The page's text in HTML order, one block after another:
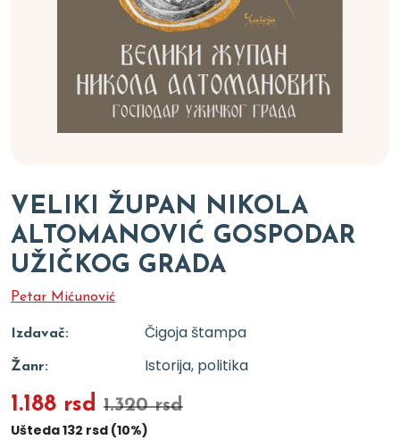
VELIKI ŽUPAN NIKOLA
ALTOMANOVIĆ GOSPODAR
UŽIČKOG GRADA
Petar Mićunović
Izdavač: Čigoja štampa
Žanr: Istorija, politika
1.188 rsd 1.320 rsd
Ušteda 132 rsd (10%)